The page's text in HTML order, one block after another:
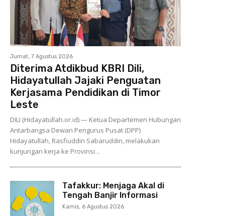
Jumat, 7 Agustus 2026
Diterima Atdikbud KBRI Dili,
Hidayatullah Jajaki Penguatan
Kerjasama Pendidikan di Timor
Leste
DILI (Hidayatullah.or.id) — Ketua Departemen Hubungan
Antarbangsa Dewan Pengurus Pusat (DPP)
Hidayatullah, Rasfiuddin Sabaruddin, melakukan
kunjungan kerja ke Provinsi...
Tafakkur: Menjaga Akal di
Tengah Banjir Informasi
Kamis, 6 Agustus 2026